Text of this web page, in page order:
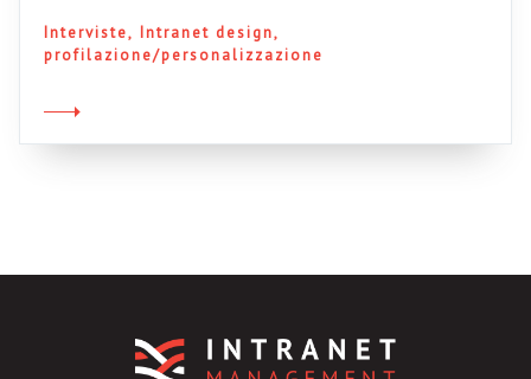
Interviste
Intranet design
profilazione/personalizzazione